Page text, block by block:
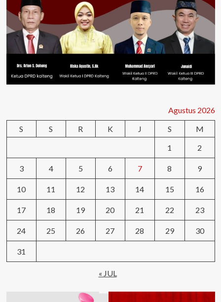
Agustus 2026
S
S R K J S
M
1
2
3 4 5 6 7 8 9
10 11 12 13 14 15 16
17 18 19 20 21 22 23
24 25 26 27 28 29 30
31
« JUL